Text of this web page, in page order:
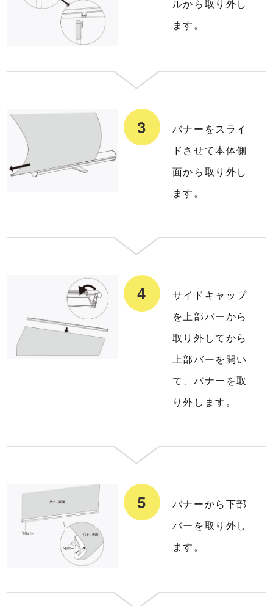
ルから取り外し
ます。
バナーをスライ
ドさせて本体側
面から取り外し
ます。
サイドキャップ
を上部バーから
取り外してから
上部バーを開い
て、バナーを取
り外します。
バナーから下部
バーを取り外し
ます。